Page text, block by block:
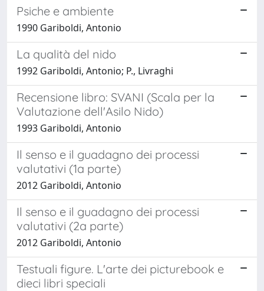
Psiche e ambiente
1990 Gariboldi, Antonio
La qualità del nido
1992 Gariboldi, Antonio; P., Livraghi
Recensione libro: SVANI (Scala per la
Valutazione dell'Asilo Nido)
1993 Gariboldi, Antonio
Il senso e il guadagno dei processi
valutativi (1a parte)
2012 Gariboldi, Antonio
Il senso e il guadagno dei processi
valutativi (2a parte)
2012 Gariboldi, Antonio
Testuali figure. L'arte dei picturebook e
dieci libri speciali